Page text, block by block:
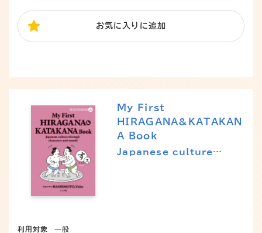
お気に入り に追加
My First
HIRAGANA&KATAKAN
A Book
Japanese culture
利用対象
一般